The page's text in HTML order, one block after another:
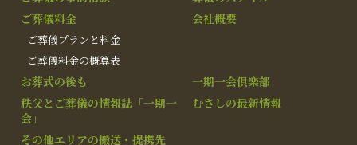
ご葬儀料金
ご葬儀プランと料金
ご葬儀料金の概算表
会社概要
お葬式の後も
一期一会倶楽部
秩父とご葬儀の情報誌「一期一
会」
むさしの最新情報
その他エリアの搬送・提携先